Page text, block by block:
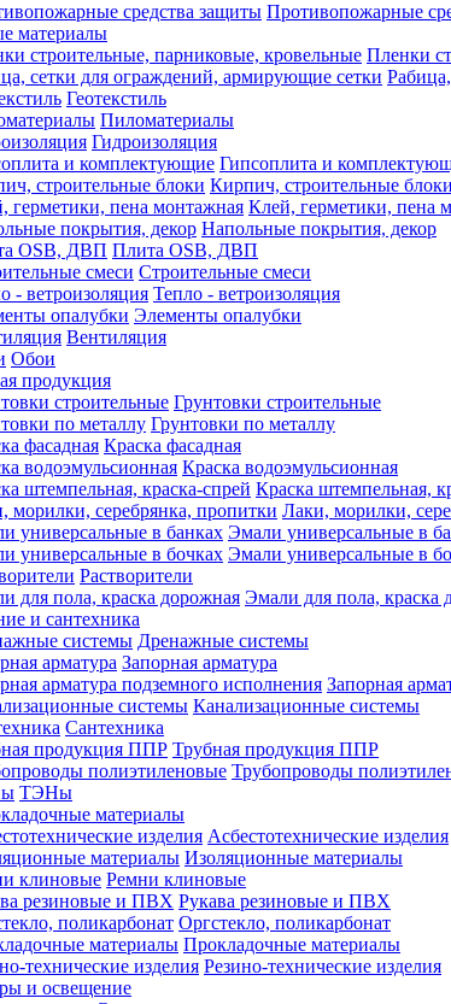
Противопожарные
материалы
Пленки
Геотекстиль
Пиломатериалы
Гидроизоляция
Гипсоплита и
Кирпич, строительные блоки
Клей, герметики, пена
Напольные покрытия, декор
Плита OSB, ДВП
Строительные смеси
Тепло - ветроизоляция
Элементы опалубки
Вентиляция
Обои
продукция
Грунтовки строительные
Грунтовки по металлу
Краска фасадная
Краска водоэмульсионная
Краска штемпельная,
Лаки, морилки,
Эмали универсальные в
Эмали универсальные в
Растворители
Эмали для пола, краска
и сантехника
Дренажные системы
Запорная арматура
Запорная
Канализационные системы
Сантехника
Трубная продукция ППР
Трубопроводы
ТЭНы
материалы
Асбестотехнические изделия
Изоляционные материалы
Ремни клиновые
Рукава резиновые и ПВХ
Оргстекло, поликарбонат
Прокладочные материалы
Резино-технические изделия
и освещение